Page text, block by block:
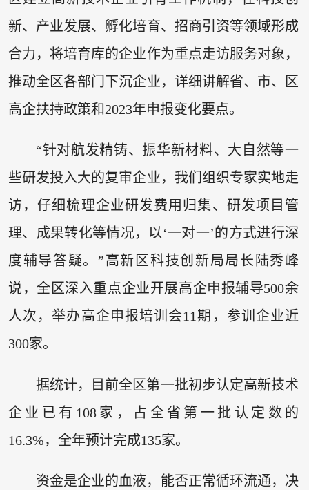
新、产业发展、孵化培育、招商引资等领域形成
合力，将培育库的企业作为重点走访服务对象，
推动全区各部门下沉企业，详细讲解省、市、区
高企扶持政策和2023年申报变化要点。
“针对航发精铸、振华新材料、大自然等一
些研发投入大的复审企业，我们组织专家实地走
访，仔细梳理企业研发费用归集、研发项目管
理、成果转化等情况，以‘一对一’的方式进行深
度辅导答疑。”高新区科技创新局局长陆秀峰
说，全区深入重点企业开展高企申报辅导500余
人次，举办高企申报培训会11期，参训企业近
300家。
据统计，目前全区第一批初步认定高新技术
企业已有108家，占全省第一批认定数的
16.3%，全年预计完成135家。
资金是企业的血液，能否正常循环流通，决